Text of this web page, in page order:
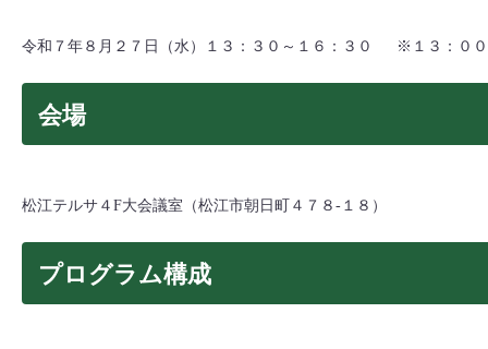
令和７年８月２７日（水）１３：３０～１６：３０ ※１３：０
会場
松江テルサ４F大会議室（松江市朝日町４７８‐１８）
プログラム構成